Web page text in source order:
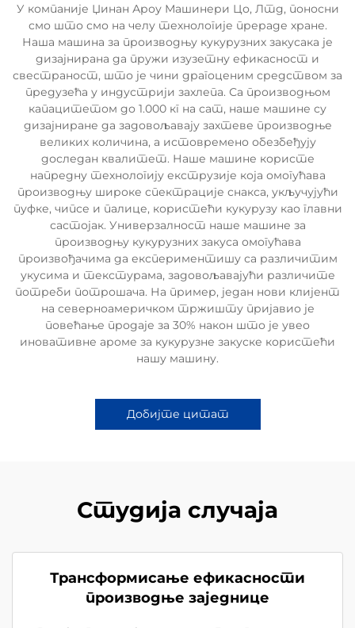
У компаније Џинан Ароу Машинери Цо, Лтд, поносни
смо што смо на челу технологије прераде хране.
Наша машина за производњу кукурузних закусака је
дизајнирана да пружи изузетну ефикасност и
свестраност, што је чини драгоценим средством за
предузећа у индустрији захлепа. Са производњом
капацитетом до 1.000 кг на сат, наше машине су
дизајниране да задовољавају захтеве производње
великих количина, а истовремено обезбеђују
доследан квалитет. Наше машине користе
напредну технологију екструзије која омогућава
производњу широке спектрације снакса, укључујући
пуфке, чипсе и палице, користећи кукурузу као главни
састојак. Универзалност наше машине за
производњу кукурузних закуса омогућава
произвођачима да експериментишу са различитим
укусима и текстурама, задовољавајући различите
потреби потрошача. На пример, један нови клијент
на северноамеричком тржишту пријавио је
повећање продаје за 30% након што је увео
иновативне ароме за кукурузне закуске користећи
нашу машину.
Добијте цитат
Студија случаја
Трансформисање ефикасности
производње заједнице